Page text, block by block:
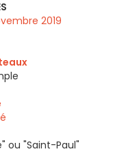
2019
ou "Saint-Paul"